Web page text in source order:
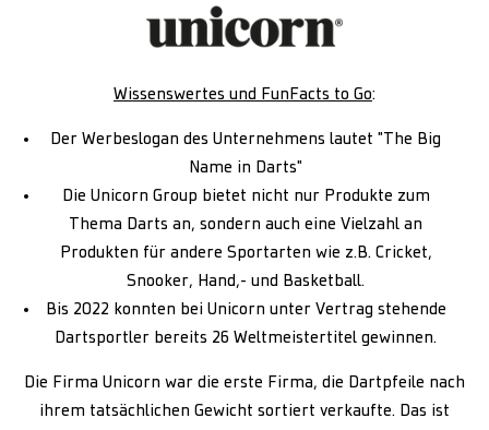
Wissenswertes und FunFacts to Go:
Der Werbeslogan des Unternehmens lautet "The Big
Name in Darts"
Die Unicorn Group bietet nicht nur Produkte zum
Thema Darts an, sondern auch eine Vielzahl an
Produkten für andere Sportarten wie z.B. Cricket,
Snooker, Hand,- und Basketball.
Bis 2022 konnten bei Unicorn unter Vertrag stehende
Dartsportler bereits 26 Weltmeistertitel gewinnen.
Die Firma Unicorn war die erste Firma, die Dartpfeile nach
ihrem tatsächlichen Gewicht sortiert verkaufte. Das ist